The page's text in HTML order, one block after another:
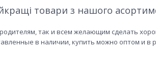
товари з нашого
так и всем желающим сделать
в наличии, купить можно оптом и в